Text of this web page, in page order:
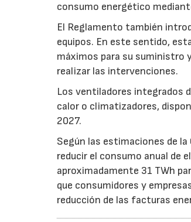
consumo energético
El Reglamento también
equipos. En este sentido,
máximos para su suministro
realizar las intervenciones.
Los ventiladores integrados
calor o climatizadores,
2027.
Según las estimaciones de
reducir el consumo anual de
aproximadamente 31 TWh
que consumidores y
reducción de las facturas